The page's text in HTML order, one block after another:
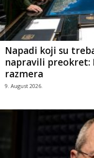
Napadi koji su
napravili preokret:
razmera
9. August 2026.